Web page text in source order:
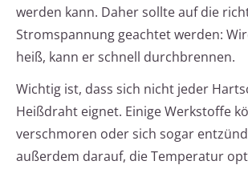
werden kann. Daher sollte auf die
Stromspannung geachtet werden:
heiß, kann er schnell durchbrennen.
Wichtig ist, dass sich nicht jeder
Heißdraht eignet. Einige Werkstoffe
verschmoren oder sich sogar
außerdem darauf, die Temperatur